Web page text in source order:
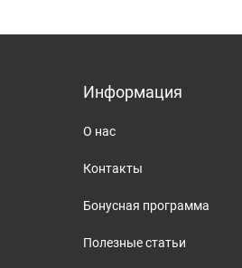
Информация
О нас
Контакты
Бонусная программа
Полезные статьи